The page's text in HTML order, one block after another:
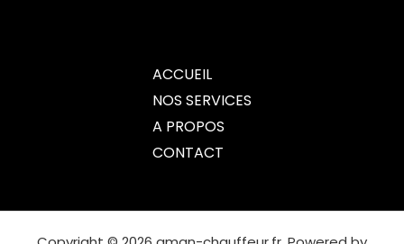
ACCUEIL
NOS SERVICES
A PROPOS
CONTACT